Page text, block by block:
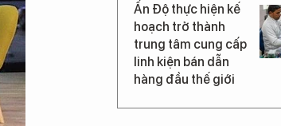
Ấn Độ thực hiện kế
hoạch trở thành
trung tâm cung cấp
linh kiện bán dẫn
hàng đầu thế giới